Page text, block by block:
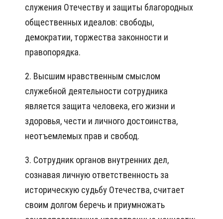
служения Отечеству и защиты благородных
общественных идеалов: свободы,
демократии, торжества законности и
правопорядка.
2. Высшим нравственным смыслом
служебной деятельности сотрудника
является защита человека, его жизни и
здоровья, чести и личного достоинства,
неотъемлемых прав и свобод.
3. Сотрудник органов внутренних дел,
сознавая личную ответственность за
историческую судьбу Отечества, считает
своим долгом беречь и приумножать